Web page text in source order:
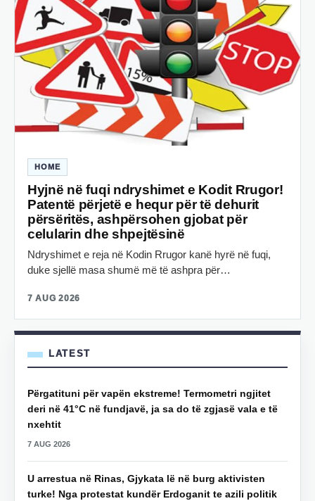
HOME
Hyjnë në fuqi ndryshimet e Kodit Rrugor!
Patentë përjetë e hequr për të dehurit
përsëritës, ashpërsohen gjobat për
celularin dhe shpejtësinë
Ndryshimet e reja në Kodin Rrugor kanë hyrë në fuqi,
duke sjellë masa shumë më të ashpra për…
7 AUG 2026
LATEST
Përgatituni për vapën ekstreme! Termometri ngjitet
deri në 41°C në fundjavë, ja sa do të zgjasë vala e të
nxehtit
7 AUG 2026
U arrestua në Rinas, Gjykata lë në burg aktivisten
turke! Nga protestat kundër Erdoganit te azili politik